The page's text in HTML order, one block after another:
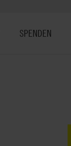
SPENDEN